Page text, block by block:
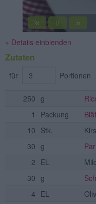
« || »
» Details einblenden
Zutaten
für Portionen
250 g
1
Packung
10 Stk.
30 g
2 EL
30 g
4 EL